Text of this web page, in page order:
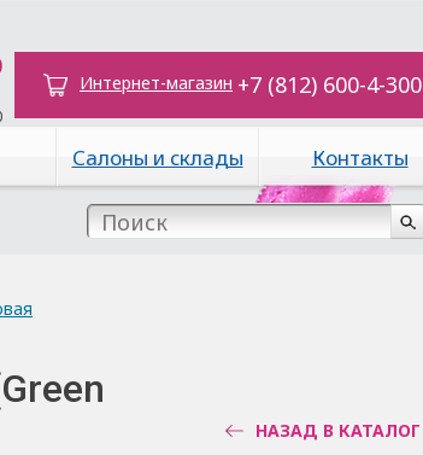
Интернет-магазин +7 (812) 600-4-300
Салоны и склады Контакты
НАЗАД В КАТАЛОГ